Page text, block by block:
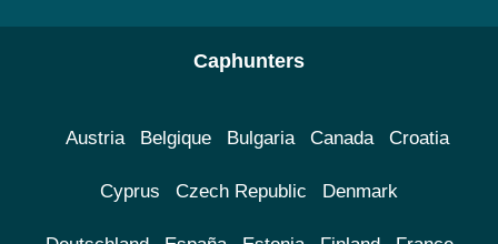
Caphunters
Austria Belgique Bulgaria Canada Croatia
Cyprus Czech Republic Denmark